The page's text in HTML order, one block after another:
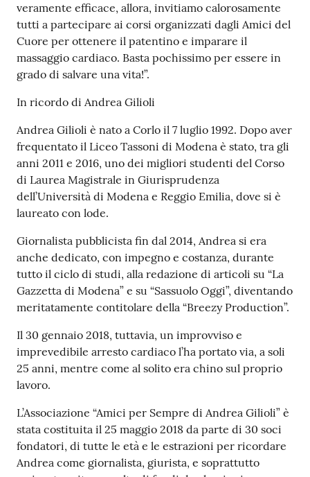
veramente efficace, allora, invitiamo calorosamente
tutti a partecipare ai corsi organizzati dagli Amici del
Cuore per ottenere il patentino e imparare il
massaggio cardiaco. Basta pochissimo per essere in
grado di salvare una vita!”.
In ricordo di Andrea Gilioli
Andrea Gilioli è nato a Corlo il 7 luglio 1992. Dopo aver
frequentato il Liceo Tassoni di Modena è stato, tra gli
anni 2011 e 2016, uno dei migliori studenti del Corso
di Laurea Magistrale in Giurisprudenza
dell’Università di Modena e Reggio Emilia, dove si è
laureato con lode.
Giornalista pubblicista fin dal 2014, Andrea si era
anche dedicato, con impegno e costanza, durante
tutto il ciclo di studi, alla redazione di articoli su “La
Gazzetta di Modena” e su “Sassuolo Oggi”, diventando
meritatamente contitolare della “Breezy Production”.
Il 30 gennaio 2018, tuttavia, un improvviso e
imprevedibile arresto cardiaco l’ha portato via, a soli
25 anni, mentre come al solito era chino sul proprio
lavoro.
L’Associazione “Amici per Sempre di Andrea Gilioli” è
stata costituita il 25 maggio 2018 da parte di 30 soci
fondatori, di tutte le età e le estrazioni per ricordare
Andrea come giornalista, giurista, e soprattutto